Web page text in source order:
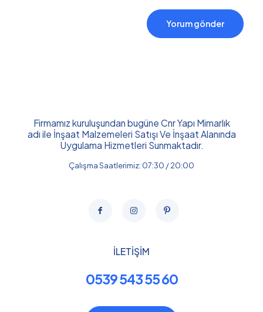
Firmamız kuruluşundan bugüne Cnr Yapı Mimarlık
adı ile İnşaat Malzemeleri Satışı Ve İnşaat Alanında
Uygulama Hizmetleri Sunmaktadır.
Çalışma Saatlerimiz: 07:30 / 20:00
İLETİŞİM
0539 543 55 60